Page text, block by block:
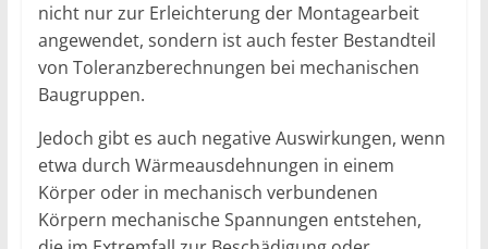
nicht nur zur Erleichterung der Montagearbeit
angewendet, sondern ist auch fester Bestandteil
von Toleranzberechnungen bei mechanischen
Baugruppen.
Jedoch gibt es auch negative Auswirkungen, wenn
etwa durch Wärmeausdehnungen in einem
Körper oder in mechanisch verbundenen
Körpern mechanische Spannungen entstehen,